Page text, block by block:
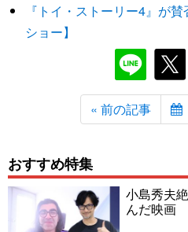
『トイ・ストーリー4』が
ショー】
« 前の記事
おすすめ特集
小島秀夫
んだ映画